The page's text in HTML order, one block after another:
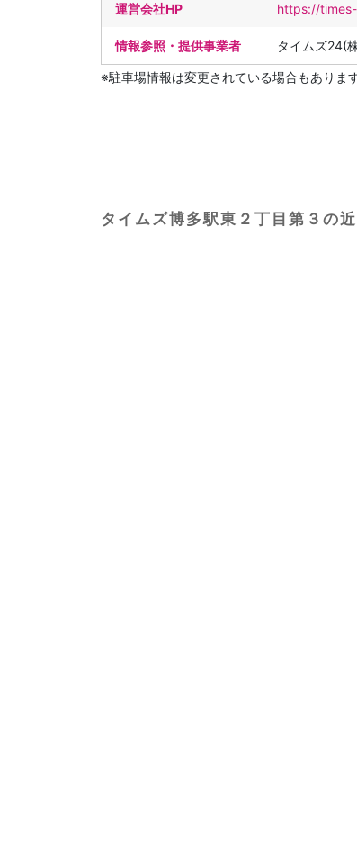
運営会社HP https://
情報参照・提供事業者 タイムズ24(
※駐車場情報は変更されている場合もありま
タイムズ博多駅東２丁目第３の